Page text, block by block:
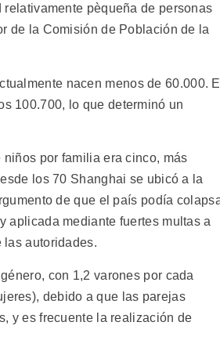
relativamente pèqueña de personas
de la Comisión de Población de la
nacen menos de 60.000.
100.700, lo que determinó un
por familia era cinco, más
los 70 Shanghai se ubicó a la
de que el país podía
aplicada mediante fuertes multas a
las autoridades.
con 1,2 varones por cada
debido a que las parejas
y es frecuente la realización de